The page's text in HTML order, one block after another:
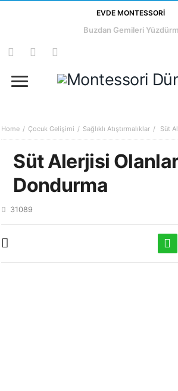
EVDE MONTESSORI
Buzdan Gemileri
Home Çocuk Gelişimi Sağlıklı Atıştırmalıklar Süt
Süt Alerjisi
Dondurma
31089